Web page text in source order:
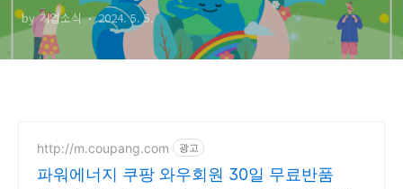
by 기업소식 2024. 5. 5.
http://m.coupang.com 광고
파워에너지 쿠팡 와우회원 30일 무료반품